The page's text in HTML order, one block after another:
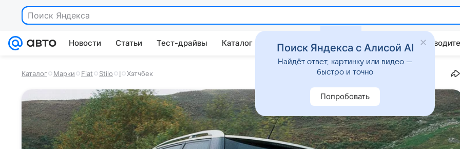
Поиск Яндекса
Новости Статьи Тест-драйвы Каталог Китайские авто Штрафы и ПДД
Каталог Марки Fiat Stilo I Хэтчбек
Поиск Яндекса с Алисой AI
Найдёт ответ, картинку или видео —
быстро и точно
Попробовать